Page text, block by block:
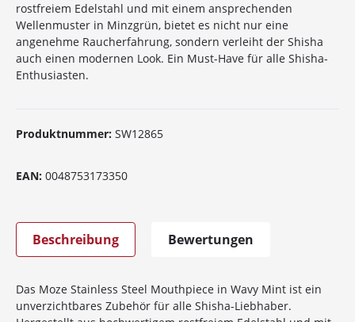
rostfreiem Edelstahl und mit einem ansprechenden
Wellenmuster in Minzgrün, bietet es nicht nur eine
angenehme Raucherfahrung, sondern verleiht der Shisha
auch einen modernen Look. Ein Must-Have für alle Shisha-
Enthusiasten.
Produktnummer: SW12865
EAN: 0048753173350
Beschreibung Bewertungen
Das Moze Stainless Steel Mouthpiece in Wavy Mint ist ein
unverzichtbares Zubehör für alle Shisha-Liebhaber.